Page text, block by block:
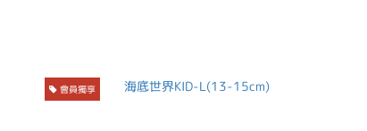
會員獨享